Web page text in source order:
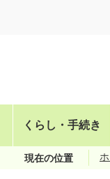
くらし・手続き
現在の位置